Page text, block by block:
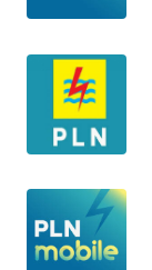
WN DELI
WN
TEBING
TINGGI
PAKPAK